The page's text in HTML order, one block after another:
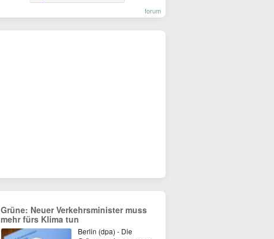
forum
Grüne: Neuer Verkehrsminister muss
mehr fürs Klima tun
Berlin (dpa) - Die